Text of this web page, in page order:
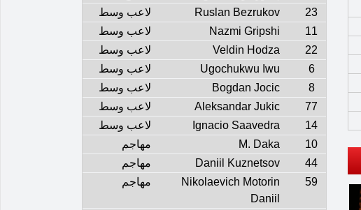
23
Ruslan Bezrukov
لاعب وسط
11
Nazmi Gripshi
لاعب وسط
22
Veldin Hodza
لاعب وسط
6
Ugochukwu Iwu
لاعب وسط
8
Bogdan Jocic
لاعب وسط
77
Aleksandar Jukic
لاعب وسط
14
Ignacio Saavedra
لاعب وسط
10
M. Daka
مهاجم
44
Daniil Kuznetsov
مهاجم
59
Nikolaevich Motorin
Daniil
مهاجم